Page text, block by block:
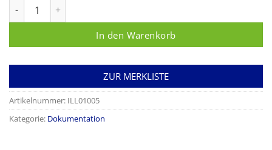
In den Warenkorb
ZUR MERKLISTE
Artikelnummer: ILL01005
Kategorie: Dokumentation